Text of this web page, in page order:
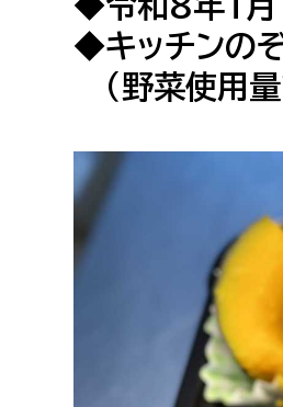
ペット
保険課
健康づくり課
建設部
建設政策課
国県事業推進課
土木管理課
道水路整備課
◆キッチンの
（野菜使用